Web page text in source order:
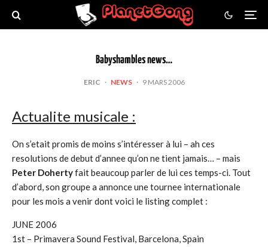
Babyshambles news…
ERIC · NEWS · 9 MARS 2006
Actualite musicale :
On s’etait promis de moins s’intéresser à lui – ah ces
resolutions de debut d’annee qu’on ne tient jamais… – mais
Peter Dohertyfait beaucoup parler de lui ces temps-ci. Tout
d’abord, son groupe a annonce une tournee internationale
pour les mois a venir dont voici le listing complet :
JUNE 2006
1st – Primavera Sound Festival, Barcelona, Spain